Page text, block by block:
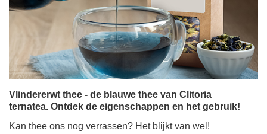
Vlindererwt thee - de blauwe thee van Clitoria
ternatea. Ontdek de eigenschappen en het gebruik!
Kan thee ons nog verrassen? Het blijkt van wel!
Vlindererwtenthee, ook wel bekend als thee van Clitoria
ternatea, is een aftreksel dat niet alleen verrukt door zijn
smaak, maar vooral door zijn kleur. Intens blauw en
paars of roze als er citroensap aan wordt toegevoegd -
dit drankje heeft de wereld veroverd onder liefhebbers
Instagram-waardige foto's.